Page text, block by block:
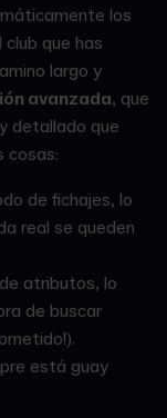
los
que has
largo y
avanzada, que
detallado que
cosas:
de fichajes, lo
real se queden
atributos, lo
de buscar
está guay